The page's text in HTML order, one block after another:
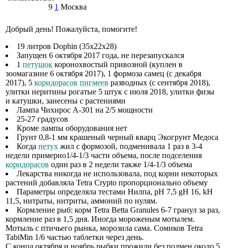
9 1 Москва
Добрый день! Пожалуйста, помогите!
19 литров Dophin (35x22x28)
Запущен 6 октября 2017 года, не перезапускался
1 петушок коронохвостый привозной (куплен в
зоомагазине 6 октября 2017), 1 формоза самец (с декабря
2017), 5 коридорасов пигмеев разводных (с сентября 2018),
улитки неритины рогатые 5 штук с июля 2018, улитки физы
и катушки, занесены с растениями
Лампа Чихирос А-301 на 2/5 мощности
25-27 градусов
Кроме лампы оборудования нет
Грунт 0,8-1 мм крашеный черный кварц Экогрунт Медоса
Когда петух жил с формозой, подменивала 1 раз в 3-4
недели примерно1/4-1/3 части объема, после подселения
коридорасов один раз в 2 недели также 1/4-1/3 объема
Лекарства никогда не использовала, под корни некоторых
растений добавляла Tetra Crypto пропорционально объему
Параметры определяла тестами Нилпа, pH 7,5 gH 16, kH
11,5, нитраты, нитриты, аммоний по нулям.
Кормление рыб: корм Tetra Betta Granules 6-7 гранул за раз,
кормление раз в 1,5 дня. Иногда мороженым мотылем.
Мотыль с птичьего рынка, морозила сама. Сомиков Tetra
TabiMin 1/6 частью таблетки через день.
С конца октября и ноябрь рыбки прожили без подмен около 5